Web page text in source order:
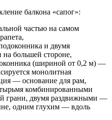
балкона «сапог»:
частью на самом
и двумя
большей стороне,
(шириной от 0,2 м) —
монолитная
— основание для рам,
комбинированными
грани, двумя раздвижными —
одним глухим — вдоль